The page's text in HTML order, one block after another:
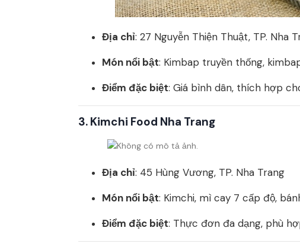
Địa chỉ: 27 Nguyễn Thiện Thuật, TP. Nha
Món nổi bật: Kimbap truyền thống,
Điểm đặc biệt: Giá bình dân, thích hợp
3. Kimchi Food Nha Trang
Địa chỉ: 45 Hùng Vương, TP. Nha Trang
Món nổi bật: Kimchi, mì cay 7 cấp độ,
Điểm đặc biệt: Thực đơn đa dạng, phù